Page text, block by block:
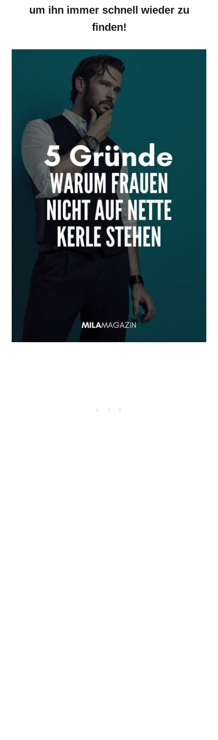
um ihn immer schnell wieder zu
finden!